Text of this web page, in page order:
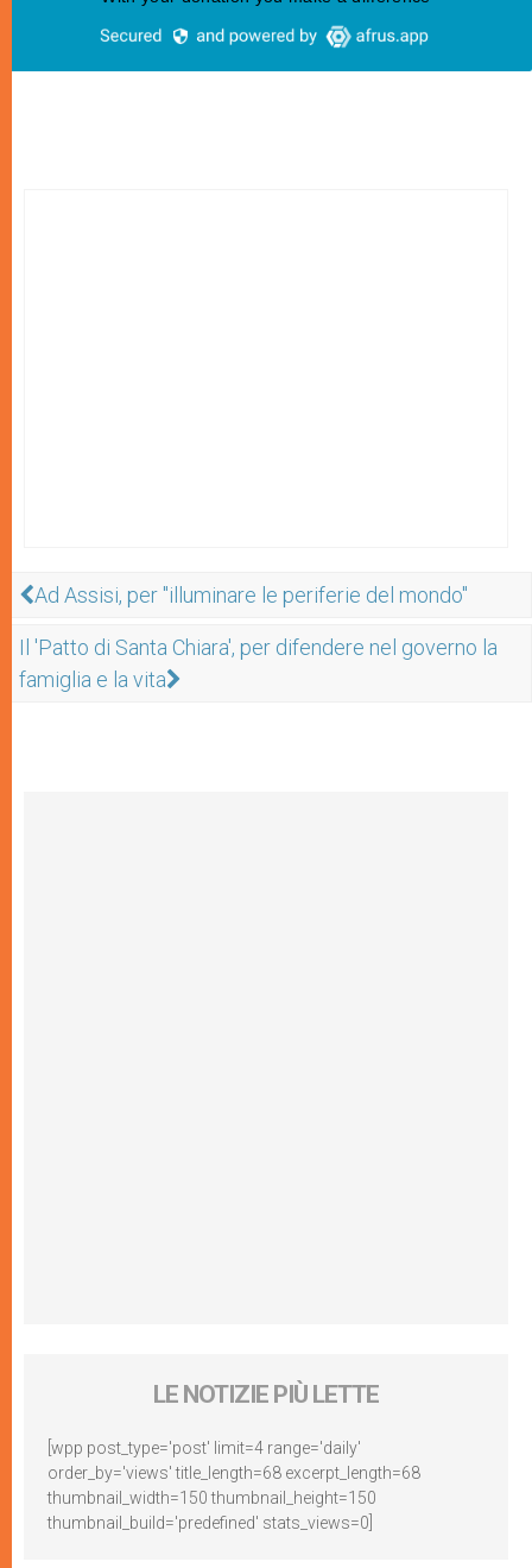
Ad Assisi, per "illuminare le periferie del mondo"
Il 'Patto di Santa Chiara', per difendere nel governo la
famiglia e la vita
LE NOTIZIE PIÙ LETTE
[wpp post_type='post' limit=4 range='daily'
order_by='views' title_length=68 excerpt_length=68
thumbnail_width=150 thumbnail_height=150
thumbnail_build='predefined' stats_views=0]